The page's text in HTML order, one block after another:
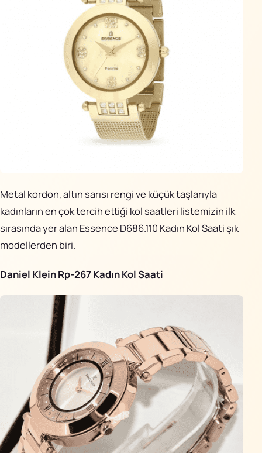
Metal kordon, altın sarısı rengi ve küçük taşlarıyla
kadınların en çok tercih ettiği kol saatleri listemizin ilk
sırasında yer alan Essence D686.110 Kadın Kol Saati şık
modellerden biri.
Daniel Klein Rp-267 Kadın Kol Saati